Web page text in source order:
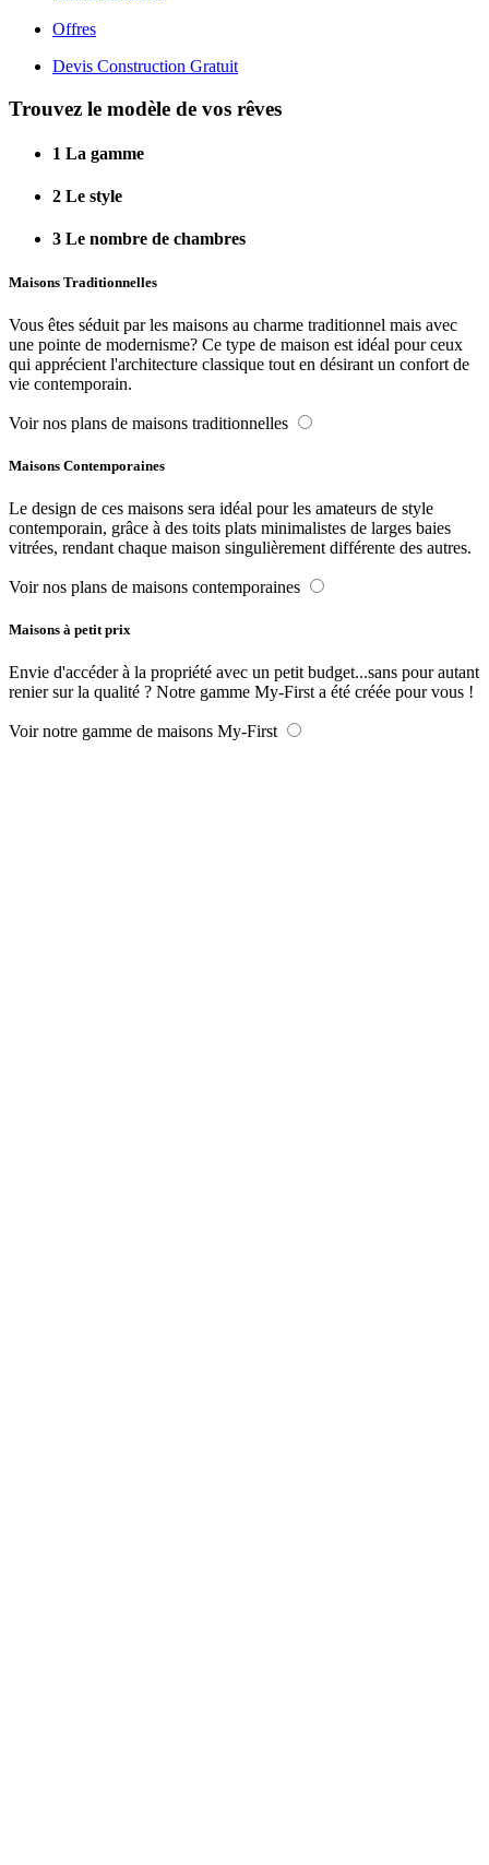
Offres
Devis Construction Gratuit
Trouvez le modèle de vos rêves
1 La gamme
2 Le style
3 Le nombre de chambres
Maisons Traditionnelles
Vous êtes séduit par les maisons au charme traditionnel mais avec
une pointe de modernisme? Ce type de maison est idéal pour ceux
qui apprécient l'architecture classique tout en désirant un confort de
vie contemporain.
Voir nos plans de maisons traditionnelles
Maisons Contemporaines
Le design de ces maisons sera idéal pour les amateurs de style
contemporain, grâce à des toits plats minimalistes de larges baies
vitrées, rendant chaque maison singulièrement différente des autres.
Voir nos plans de maisons contemporaines
Maisons à petit prix
Envie d'accéder à la propriété avec un petit budget...sans pour autant
renier sur la qualité ? Notre gamme My-First a été créée pour vous !
Voir notre gamme de maisons My-First